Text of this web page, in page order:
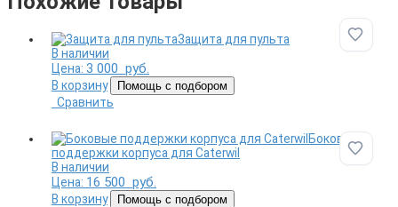
Защита для пульта
В наличии
Цена: 3 000 руб.
В корзину Помощь с подбором
Сравнить
Боковые
поддержки корпуса для Caterwil
В наличии
Цена: 16 500 руб.
В корзину Помощь с подбором